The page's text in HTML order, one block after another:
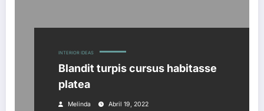
INTERIOR IDEAS
Blandit turpis cursus habitasse
platea
Melinda Abril 19, 2022